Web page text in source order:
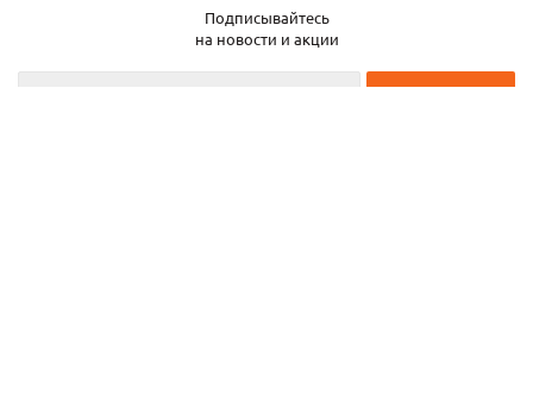
Подписывайтесь
на новости и акции